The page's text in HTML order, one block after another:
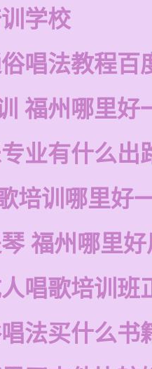
学校
唱法教程百
福州哪里好
业有什么出
培训哪里好
福州哪里
唱歌培训班
法买什么书